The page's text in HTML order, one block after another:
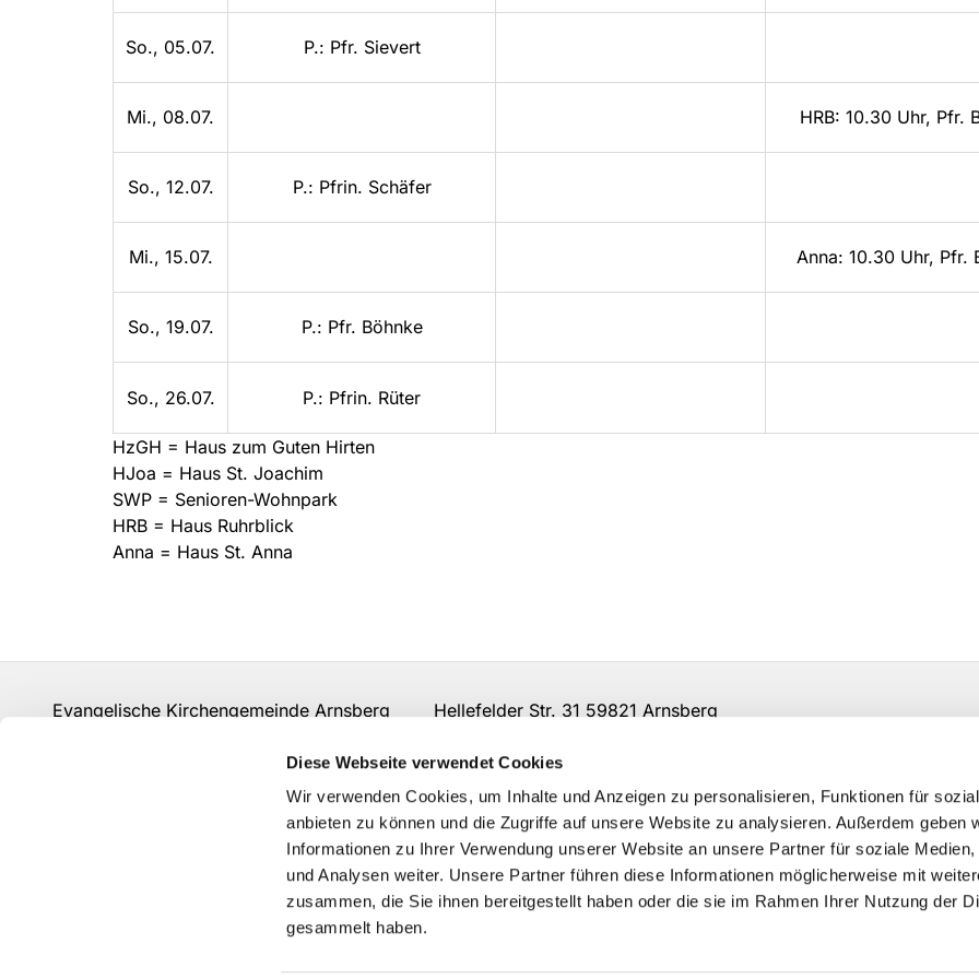
Diese Webseite verwendet Cookies
Wir verwenden Cookies, um Inhalte und Anzeigen zu personalisieren, Funktionen für
anbieten zu können und die Zugriffe auf unsere Website zu analysieren. Außerdem geben
Informationen zu Ihrer Verwendung unserer Website an unsere Partner für soziale Medien,
und Analysen weiter. Unsere Partner führen diese Informationen möglicherweise mit
zusammen, die Sie ihnen bereitgestellt haben oder die sie im Rahmen Ihrer Nutzung der
gesammelt haben.
So., 05.07. P.: Pfr. Sievert
Mi., 08.07. HRB: 10.30 Uhr, Pfr.
So., 12.07. P.: Pfrin. Schäfer
Mi., 15.07. Anna: 10.30 Uhr, Pfr.
So., 19.07. P.: Pfr. Böhnke
So., 26.07. P.: Pfrin. Rüter
HzGH = Haus zum Guten Hirten
HJoa = Haus St. Joachim
SWP = Senioren-Wohnpark
HRB = Haus Ruhrblick
Anna = Haus St. Anna
Evangelische Kirchengemeinde Arnsberg Hellefelder Str. 31 59821 Arnsberg